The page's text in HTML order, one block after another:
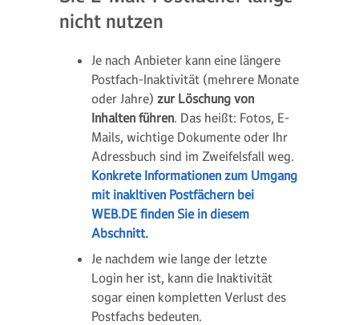
nicht nutzen
Je nach Anbieter kann eine längere
Postfach-Inaktivität (mehrere Monate
oder Jahre) zur Löschung von
Inhalten führen. Das heißt: Fotos, E-
Mails, wichtige Dokumente oder Ihr
Adressbuch sind im Zweifelsfall weg.
Konkrete Informationen zum Umgang
mit inakltiven Postfächern bei
WEB.DE finden Sie in diesem
Abschnitt.
Je nachdem wie lange der letzte
Login her ist, kann die Inaktivität
sogar einen kompletten Verlust des
Postfachs bedeuten.